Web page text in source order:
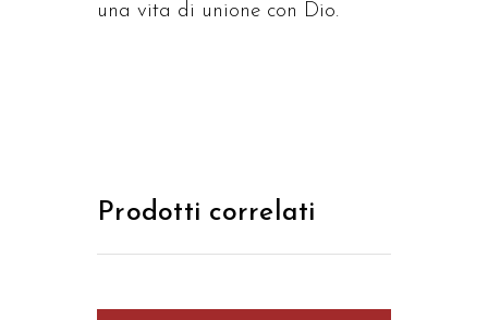
una vita di unione con Dio.
Prodotti correlati